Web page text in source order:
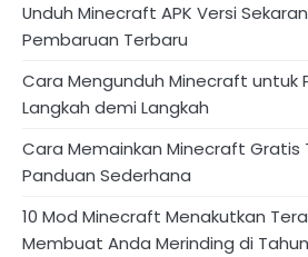
Unduh Minecraft APK Versi
Pembaruan Terbaru
Cara Mengunduh Minecraft untuk
Langkah demi Langkah
Cara Memainkan Minecraft Gratis
Panduan Sederhana
10 Mod Minecraft Menakutkan
Membuat Anda Merinding di